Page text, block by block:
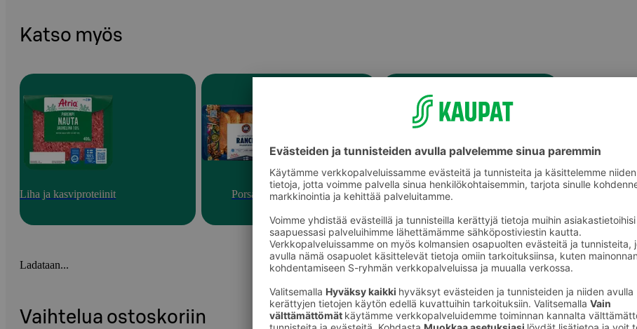
Katso myös
Liha ja kasviproteiinit Porsas Porsaan suikaleet ja kuutiot
Ladataan...
Vaihtelua ostoskoriin